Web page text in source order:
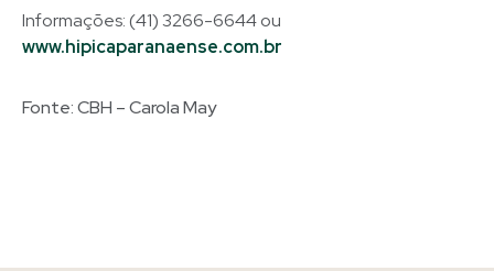
Informações: (41) 3266-6644 ou
www.hipicaparanaense.com.br
Fonte: CBH – Carola May